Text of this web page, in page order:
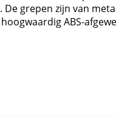
grepen zijn van
ABS-